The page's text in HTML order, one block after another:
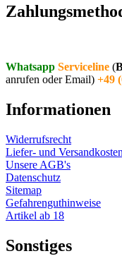
Whatsapp Serviceline (
anrufen oder Email) +49
Informationen
Widerrufsrecht
Liefer- und Versandkosten
Unsere AGB's
Datenschutz
Sitemap
Gefahrenguthinweise
Artikel ab 18
Sonstiges